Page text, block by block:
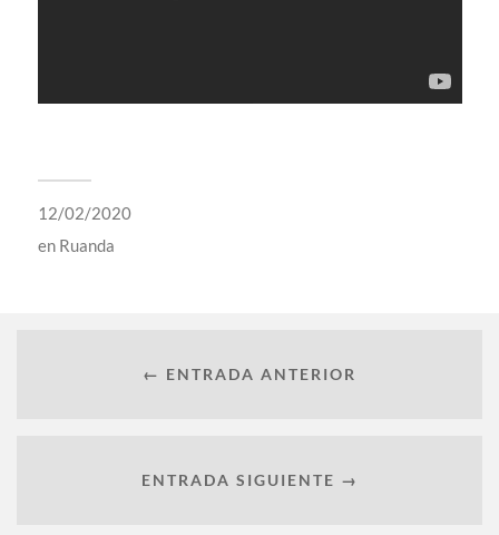
12/02/2020
en Ruanda
← ENTRADA ANTERIOR
ENTRADA SIGUIENTE →